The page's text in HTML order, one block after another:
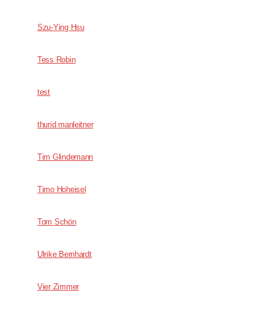
Szu-Ying Hsu
Tess Robin
test
thurid manleitner
Tim Glindemann
Timo Hoheisel
Tom Schön
Ulrike Bernhardt
Vier Zimmer